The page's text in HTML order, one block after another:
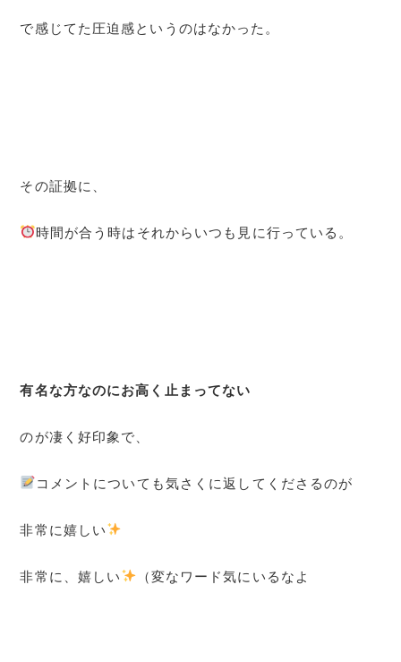
で感じてた圧迫感というのはなかった。
その証拠に、
時間が合う時はそれからいつも見に行っている。
有名な方なのにお高く止まってない
のが凄く好印象で、
コメントについても気さくに返してくださるのが
非常に嬉しい
非常に、嬉しい （変なワード気にいるなよ